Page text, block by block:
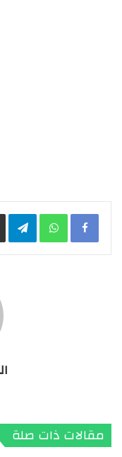
Facebook
مقالات ذات صلة